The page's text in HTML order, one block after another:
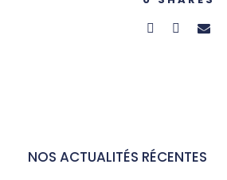
NOS ACTUALITÉS RÉCENTES